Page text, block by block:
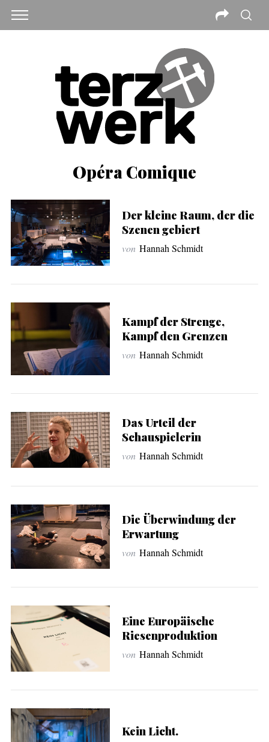
Opéra Comique
Der kleine Raum, der die
Szenen gebiert
von Hannah Schmidt
Kampf der Strenge,
Kampf den Grenzen
von Hannah Schmidt
Das Urteil der
Schauspielerin
von Hannah Schmidt
Die Überwindung der
Erwartung
von Hannah Schmidt
Eine Europäische
Riesenproduktion
von Hannah Schmidt
Kein Licht.